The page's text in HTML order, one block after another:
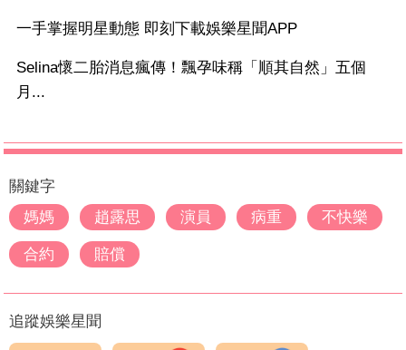
一手掌握明星動態 即刻下載娛樂星聞APP
Selina懷二胎消息瘋傳！飄孕味稱「順其自然」五個
月...
關鍵字
媽媽
趙露思 演員 病重 不快樂
合約 賠償
追蹤娛樂星聞